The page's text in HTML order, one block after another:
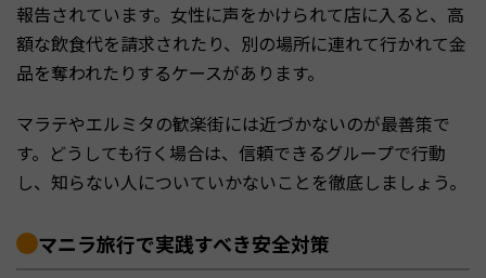
報告されています。女性に声をかけられて店に入ると、高
額な飲食代を請求されたり、別の場所に連れて行かれて金
品を奪われたりするケースがあります。
マラテやエルミタの歓楽街には近づかないのが最善策で
す。どうしても行く場合は、信頼できるグループで行動
し、知らない人についていかないことを徹底しましょう。
マニラ旅行で実践すべき安全対策